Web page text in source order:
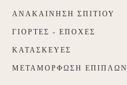
ΑΝΑΚΑΙΝΗΣΗ ΣΠΙΤΙΟΥ
ΓΙΟΡΤΕΣ - ΕΠΟΧΕΣ
ΚΑΤΑΣΚΕΥΕΣ
ΜΕΤΑΜΟΡΦΩΣΗ ΕΠΙΠΛΩΝ